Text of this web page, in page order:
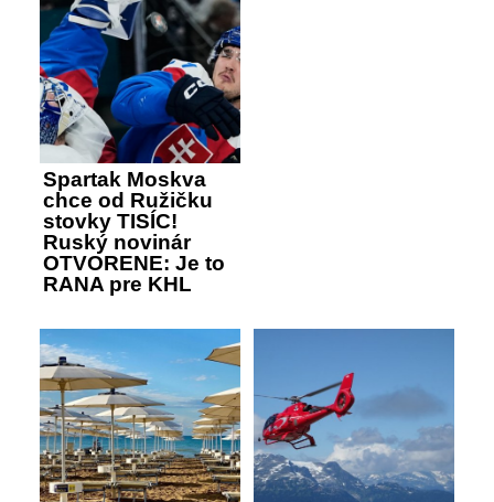
Spartak Moskva
chce od Ružičku
stovky TISÍC!
Ruský novinár
OTVORENE: Je to
RANA pre KHL